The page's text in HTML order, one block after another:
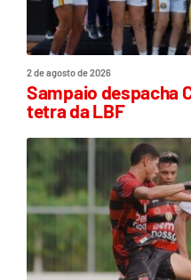
2 de agosto de 2026
Sampaio despacha
tetra da LBF